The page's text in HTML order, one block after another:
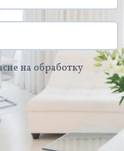
на обработку